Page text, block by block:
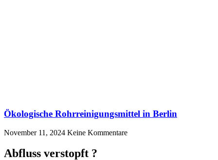
Ökologische Rohrreinigungsmittel in Berlin
November 11, 2024 Keine Kommentare
Abfluss verstopft ?